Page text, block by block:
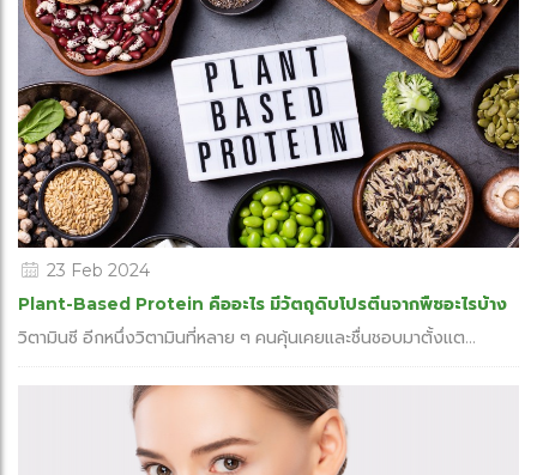
23 Feb 2024
Plant-Based Protein คืออะไร มีวัตถุดิบโปรตีนจากพืชอะไรบ้าง
วิตามินซี อีกหนึ่งวิตามินที่หลาย ๆ คนคุ้นเคยและชื่นชอบมาตั้งแต...